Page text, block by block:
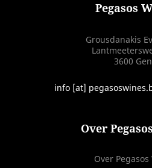
Pegasos
Grousdanakis
3600
info [at]
Over
Over Pegasos